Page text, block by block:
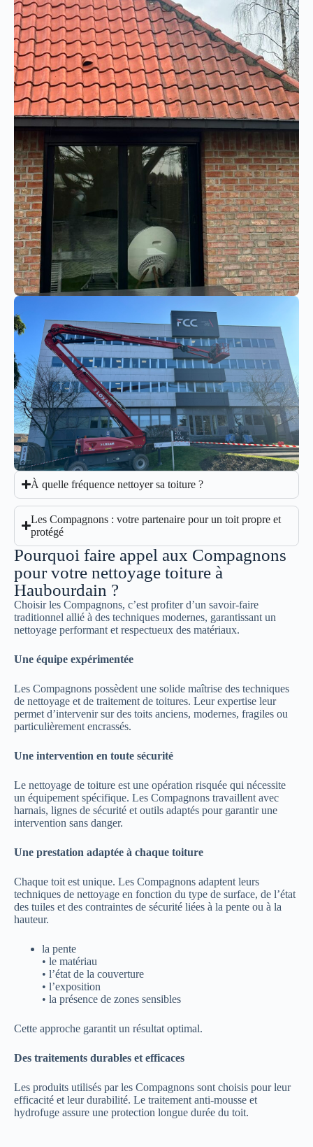
À quelle fréquence nettoyer sa toiture ?
Les Compagnons : votre partenaire pour un toit propre et
protégé
Pourquoi faire appel aux Compagnons
pour votre nettoyage toiture à
Haubourdain ?
Choisir les Compagnons, c’est profiter d’un savoir-faire
traditionnel allié à des techniques modernes, garantissant un
nettoyage performant et respectueux des matériaux.
Une équipe expérimentée
Les Compagnons possèdent une solide maîtrise des techniques
de nettoyage et de traitement de toitures. Leur expertise leur
permet d’intervenir sur des toits anciens, modernes, fragiles ou
particulièrement encrassés.
Une intervention en toute sécurité
Le nettoyage de toiture est une opération risquée qui nécessite
un équipement spécifique. Les Compagnons travaillent avec
harnais, lignes de sécurité et outils adaptés pour garantir une
intervention sans danger.
Une prestation adaptée à chaque toiture
Chaque toit est unique. Les Compagnons adaptent leurs
techniques de nettoyage en fonction du type de surface, de l’état
des tuiles et des contraintes de sécurité liées à la pente ou à la
hauteur.
la pente
• le matériau
• l’état de la couverture
• l’exposition
• la présence de zones sensibles
Cette approche garantit un résultat optimal.
Des traitements durables et efficaces
Les produits utilisés par les Compagnons sont choisis pour leur
efficacité et leur durabilité. Le traitement anti-mousse et
hydrofuge assure une protection longue durée du toit.